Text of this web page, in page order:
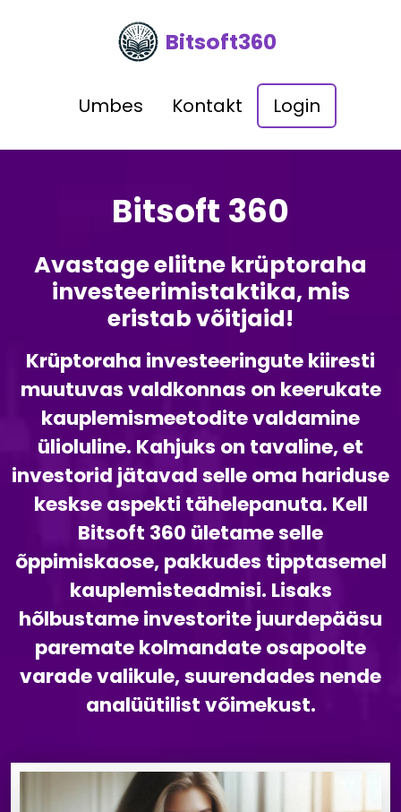
Bitsoft360
Umbes Kontakt Login
Bitsoft 360
Avastage eliitne krüptoraha
investeerimistaktika, mis
eristab võitjaid!
Krüptoraha investeeringute kiiresti
muutuvas valdkonnas on keerukate
kauplemismeetodite valdamine
ülioluline. Kahjuks on tavaline, et
investorid jätavad selle oma hariduse
keskse aspekti tähelepanuta. Kell
Bitsoft 360 ületame selle
õppimiskaose, pakkudes tipptasemel
kauplemisteadmisi. Lisaks
hõlbustame investorite juurdepääsu
paremate kolmandate osapoolte
varade valikule, suurendades nende
analüütilist võimekust.